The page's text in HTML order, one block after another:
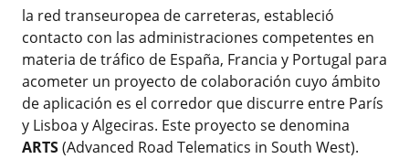
la red transeuropea de carreteras, estableció
contacto con las administraciones competentes en
materia de tráfico de España, Francia y Portugal para
acometer un proyecto de colaboración cuyo ámbito
de aplicación es el corredor que discurre entre París
y Lisboa y Algeciras. Este proyecto se denomina
ARTS(Advanced Road Telematics in South West).